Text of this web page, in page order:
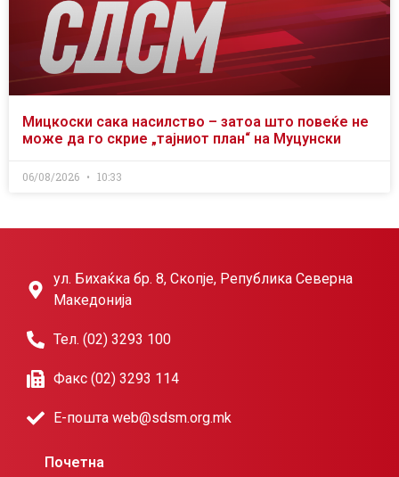
Мицкоски сака насилство – затоа што повеќе не
може да го скрие „тајниот план“ на Муцунски
06/08/2026 10:33
ул. Бихаќка бр. 8, Скопје, Република Северна
Македонија
Тел. (02) 3293 100
Факс (02) 3293 114
Е-пошта web@sdsm.org.mk
Почетна